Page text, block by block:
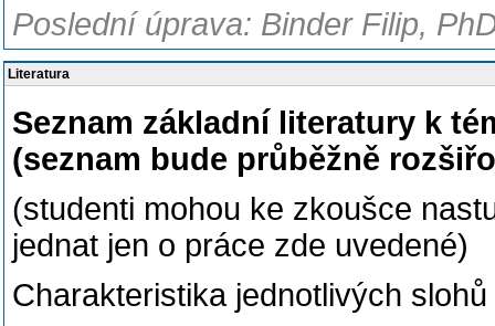
Poslední úprava: Binder Filip,
Literatura
Seznam základní literatury k
(seznam bude průběžně
(studenti mohou ke zkoušce
jednat jen o práce zde uvedené)
Charakteristika jednotlivých